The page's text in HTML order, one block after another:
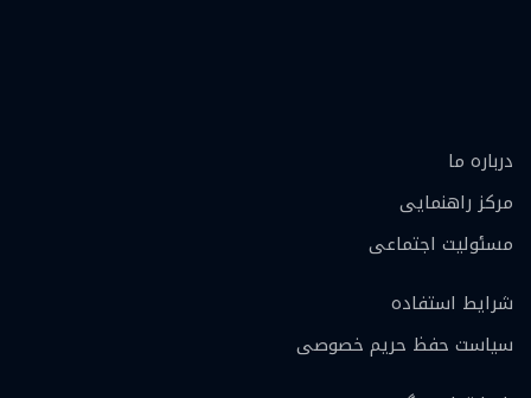
درباره ما
مرکز راهنمایی
مسئولیت اجتماعی
شرایط استفاده
سیاست حفظ حریم خصوصی